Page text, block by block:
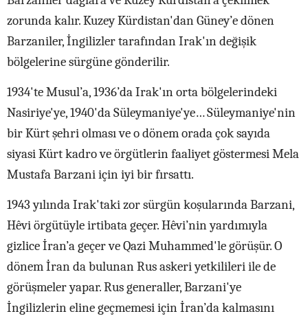
zorunda kalır. Kuzey Kürdistan'dan Güney’e dönen
Barzaniler, İngilizler tarafından Irak'ın değişik
bölgelerine sürgüne gönderilir.
1934'te Musul’a, 1936’da Irak'ın orta bölgelerindeki
Nasiriye'ye, 1940'da Süleymaniye'ye… Süleymaniye'nin
bir Kürt şehri olması ve o dönem orada çok sayıda
siyasi Kürt kadro ve örgütlerin faaliyet göstermesi Mela
Mustafa Barzani için iyi bir fırsattı.
1943 yılında Irak'taki zor sürgün koşularında Barzani,
Hêvi örgütüyle irtibata geçer. Hêvi’nin yardımıyla
gizlice İran’a geçer ve Qazi Muhammed'le görüşür. O
dönem İran da bulunan Rus askeri yetkilileri ile de
görüşmeler yapar. Rus generaller, Barzani'ye
İngilizlerin eline geçmemesi için İran’da kalmasını